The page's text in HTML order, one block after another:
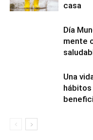
casa
Día
mente
Una
hábitos